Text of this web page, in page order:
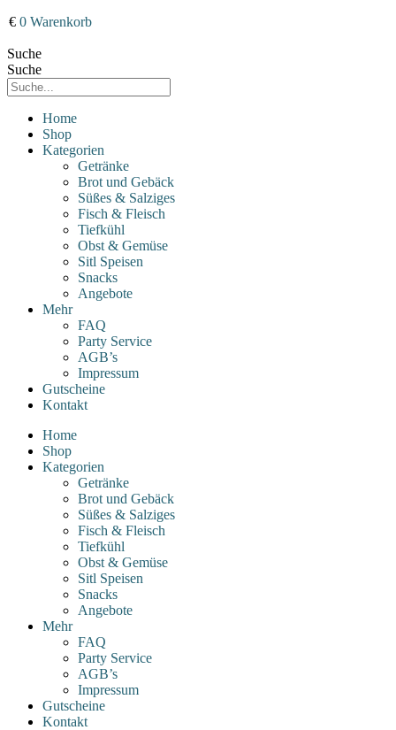
€ 0 Warenkorb
Suche
Suche
Home
Shop
Kategorien
Getränke
Brot und Gebäck
Süßes & Salziges
Fisch & Fleisch
Tiefkühl
Obst & Gemüse
Sitl Speisen
Snacks
Angebote
Mehr
FAQ
Party Service
AGB’s
Impressum
Gutscheine
Kontakt
Home
Shop
Kategorien
Getränke
Brot und Gebäck
Süßes & Salziges
Fisch & Fleisch
Tiefkühl
Obst & Gemüse
Sitl Speisen
Snacks
Angebote
Mehr
FAQ
Party Service
AGB’s
Impressum
Gutscheine
Kontakt